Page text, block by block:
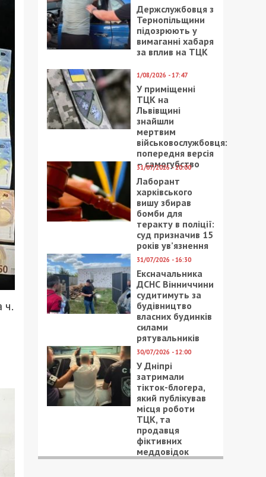
ч.
Держслужбовця з
Тернопільщини
підозрюють у
вимаганні хабаря
за вплив на ТЦК
1/08/2026 - 17:47
У приміщенні
ТЦК на
Львівщині
знайшли
мертвим
військовослужбовця:
попередня версія
– самогубство
31/07/2026 - 20:00
Лаборант
харківського
вишу збирав
бомби для
теракту в поліції:
суд призначив 15
років ув’язнення
31/07/2026 - 16:30
Ексначальника
ДСНС Вінниччини
судитимуть за
будівництво
власних будинків
силами
рятувальників
30/07/2026 - 12:00
У Дніпрі
затримали
тікток-блогера,
який публікував
місця роботи
ТЦК, та
продавця
фіктивних
меддовідок